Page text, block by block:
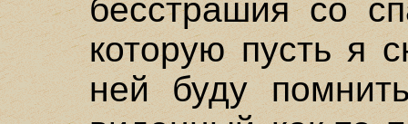
бесстрашия со
которую пусть я
ней буду